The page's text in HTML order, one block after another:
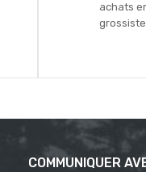
achats
COMMUNIQUER